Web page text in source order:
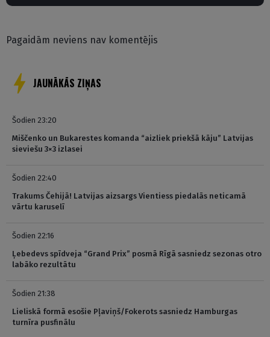
Pagaidām neviens nav komentējis
JAUNĀKĀS ZIŅAS
Šodien 23:20
Miščenko un Bukarestes komanda “aizliek priekšā kāju” Latvijas
sieviešu 3×3 izlasei
Šodien 22:40
Trakums Čehijā! Latvijas aizsargs Vientiess piedalās neticamā
vārtu karuselī
Šodien 22:16
Ļebedevs spīdveja “Grand Prix” posmā Rīgā sasniedz sezonas otro
labāko rezultātu
Šodien 21:38
Lieliskā formā esošie Pļaviņš/Fokerots sasniedz Hamburgas
turnīra pusfinālu